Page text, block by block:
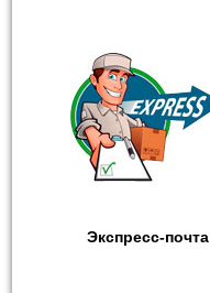
Экспресс-почта